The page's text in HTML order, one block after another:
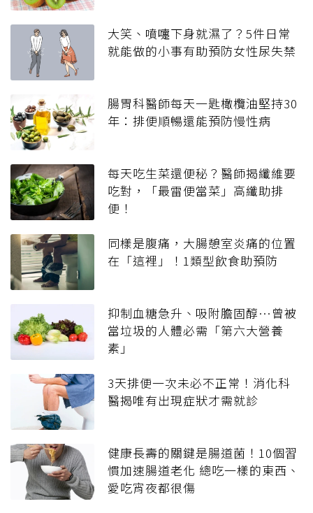
大笑、噴嚏下身就濕了？5件日常
就能做的小事有助預防女性尿失禁
腸胃科醫師每天一匙橄欖油堅持30
年：排便順暢還能預防慢性病
每天吃生菜還便秘？醫師揭纖維要
吃對，「最雷便當菜」高纖助排
便！
同樣是腹痛，大腸憩室炎痛的位置
在「這裡」！1類型飲食助預防
抑制血糖急升、吸附膽固醇…曾被
當垃圾的人體必需「第六大營養
素」
3天排便一次未必不正常！消化科
醫揭唯有出現症狀才需就診
健康長壽的關鍵是腸道菌！10個習
慣加速腸道老化 總吃一樣的東西、
愛吃宵夜都很傷